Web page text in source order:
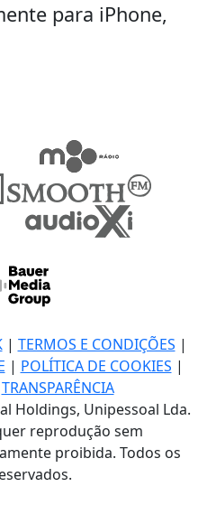
para iPhone,
| TERMOS E CONDIÇÕES |
| POLÍTICA DE COOKIES |
TRANSPARÊNCIA
Holdings, Unipessoal Lda.
reprodução sem
proibida. Todos os